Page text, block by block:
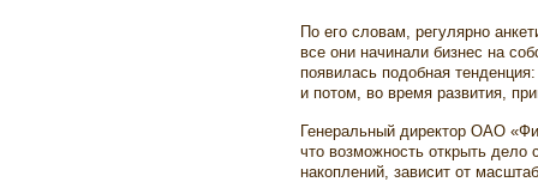
По его словам, регулярно
все они начинали бизнес на
появилась подобная
и потом, во время развития,
Генеральный директор ОАО
что возможность открыть дело
накоплений, зависит от